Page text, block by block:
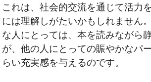
これは、社会的交流を通じて活力
には理解しがたいかもしれません
な人にとっては、本を読みながら
が、他の人にとっての賑やかなパ
らい充実感を与えるのです。